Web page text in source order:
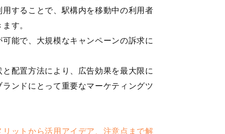
することで、駅構内を移動中の利用者
す。
能で、大規模なキャンペーンの訴求に
配置方法により、広告効果を最大限に
ンドにとって重要なマーケティングツ
ットから活用アイデア、注意点まで解